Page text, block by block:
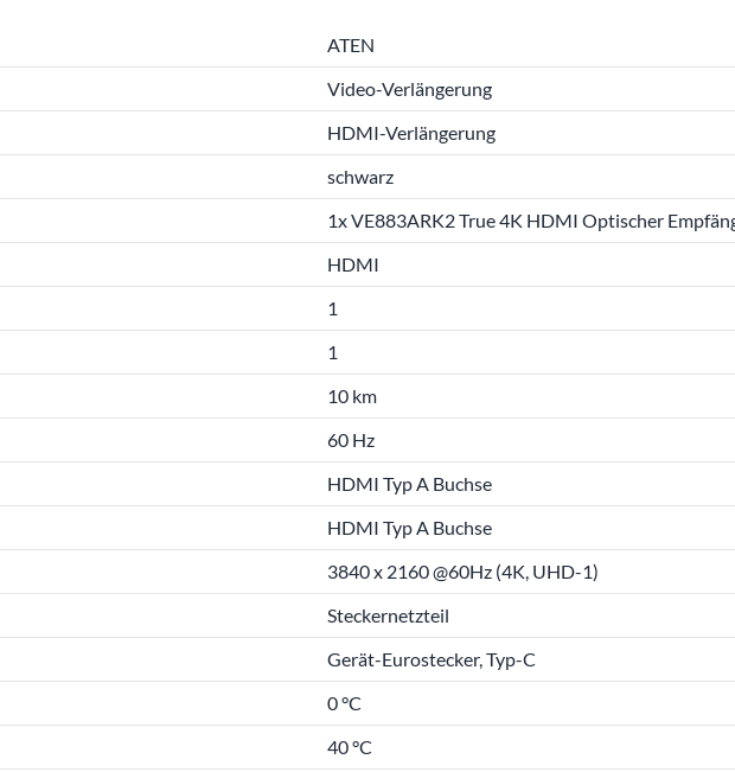
ATEN
Video-Verlängerung
HDMI-Verlängerung
schwarz
1x VE883ARK2 True 4K HDMI Optischer
HDMI
1
1
10 km
60 Hz
HDMI Typ A Buchse
HDMI Typ A Buchse
3840 x 2160 @60Hz (4K, UHD-1)
Steckernetzteil
Gerät-Eurostecker, Typ-C
0 °C
40 °C